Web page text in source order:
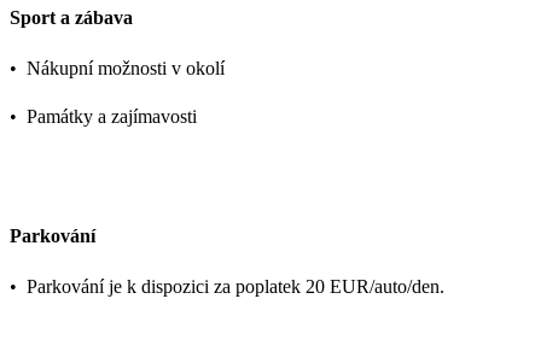
Sport a zábava
• Nákupní možnosti v okolí
• Památky a zajímavosti
Parkování
• Parkování je k dispozici za poplatek 20 EUR/auto/den.